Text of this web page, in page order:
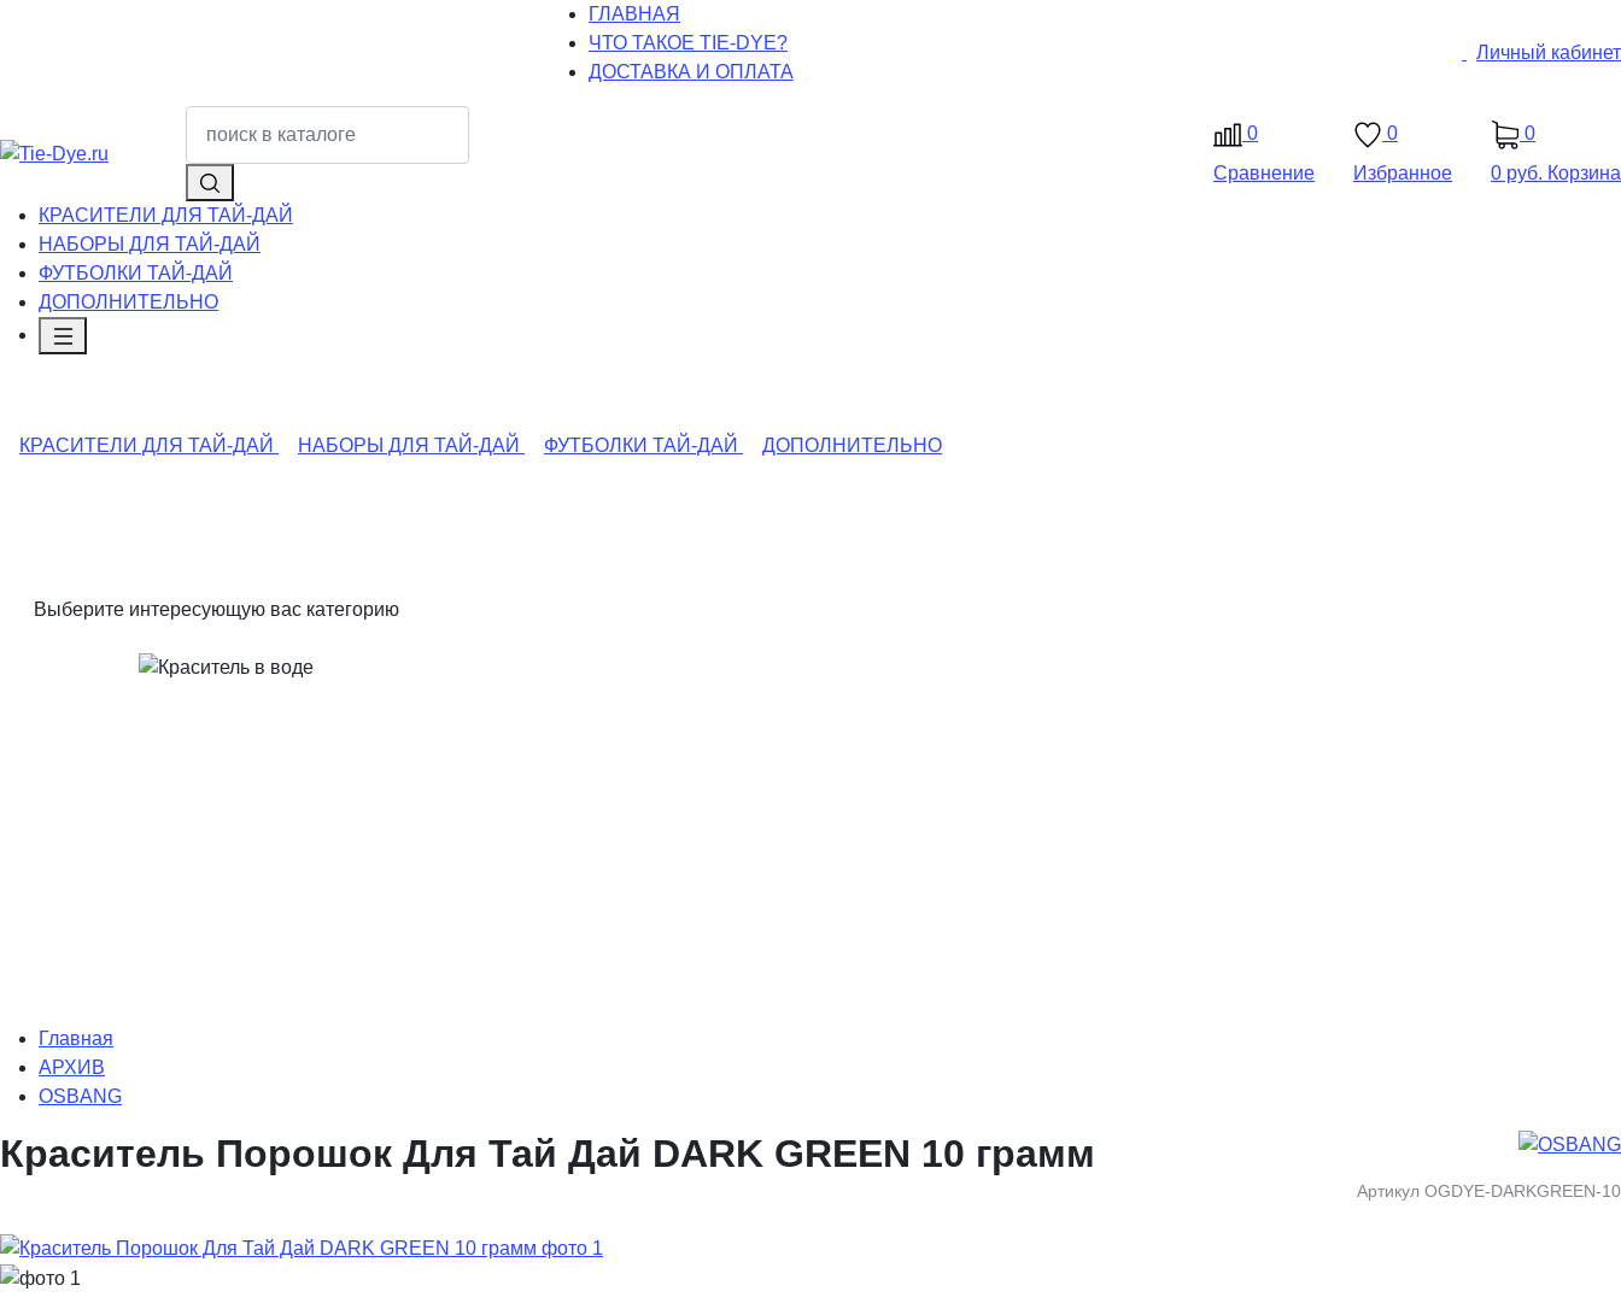
ГЛАВНАЯ
ЧТО ТАКОЕ TIE-DYE?
ДОСТАВКА И ОПЛАТА
Личный кабинет
0
Сравнение
0
Избранное
0
0 руб. Корзина
КРАСИТЕЛИ ДЛЯ ТАЙ-ДАЙ
НАБОРЫ ДЛЯ ТАЙ-ДАЙ
ФУТБОЛКИ ТАЙ-ДАЙ
ДОПОЛНИТЕЛЬНО
КРАСИТЕЛИ ДЛЯ ТАЙ-ДАЙ НАБОРЫ ДЛЯ ТАЙ-ДАЙ ФУТБОЛКИ ТАЙ-ДАЙ ДОПОЛНИТЕЛЬНО
Выберите интересующую вас категорию
Главная
АРХИВ
OSBANG
Артикул OGDYE-DARKGREEN-10
Краситель Порошок Для Тай Дай DARK GREEN 10 грамм